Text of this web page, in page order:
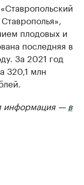
плодовых и
последняя в
За 2021 год
320,1 млн
информация — в